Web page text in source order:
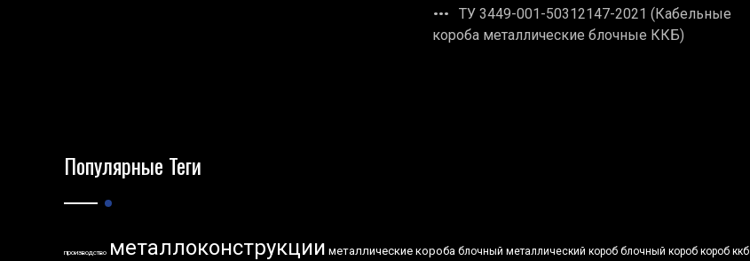
ТУ 3449-001-50312147-2021 (Кабельные
короба металлические блочные ККБ)
Популярные Теги
производство металлоконструкции металлические короба блочный металлический короб блочный короб короб ккб